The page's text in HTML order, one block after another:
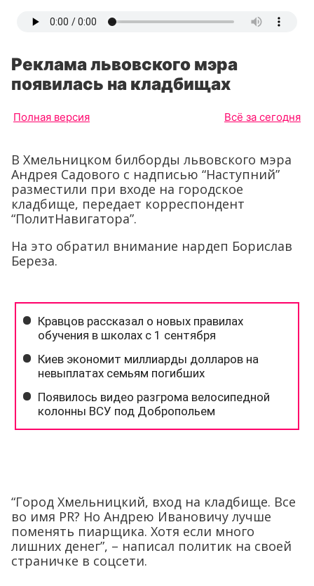
Реклама львовского мэра
появилась на кладбищах
Полная версия Всё за сегодня
В Хмельницком билборды львовского мэра
Андрея Садового с надписью “Наступний”
разместили при входе на городское
кладбище, передает корреспондент
“ПолитНавигатора”.
На это обратил внимание нардеп Борислав
Береза.
“Город Хмельницкий, вход на кладбище. Все
во имя PR? Но Андрею Ивановичу лучше
поменять пиарщика. Хотя если много
лишних денег”, – написал политик на своей
страничке в соцсети.